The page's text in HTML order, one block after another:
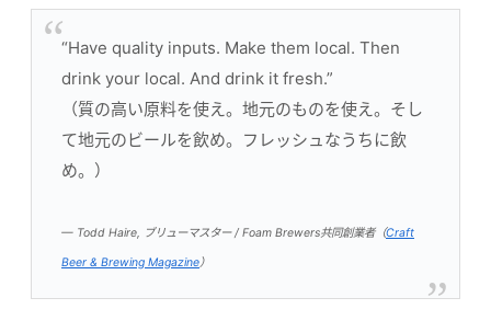
“Have quality inputs. Make them local. Then
drink your local. And drink it fresh.”
（質の高い原料を使え。地元のものを使え。そし
て地元のビールを飲め。フレッシュなうちに飲
め。）
— Todd Haire, ブリューマスター / Foam Brewers共同創業者（Craft
Beer & Brewing Magazine）